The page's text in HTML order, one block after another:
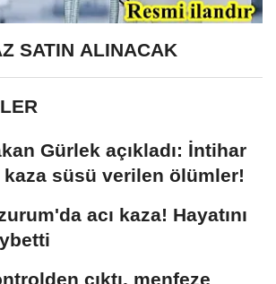
SATIN ALINACAK
Gürlek açıkladı: İntihar
kaza süsü verilen ölümler!
acı kaza! Hayatını
çıktı, menfeze